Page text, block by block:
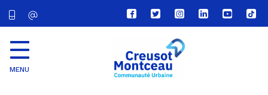
Lien
vers
compte
Facebook
Lien
vers
compte
Twitter
Lien
vers
le
compte
Lien
vers
Lien
vers
Lien
vers
MENU